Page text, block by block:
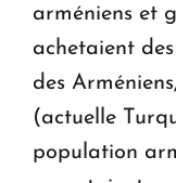
arméniens et
achetaient
des
(actuelle
population